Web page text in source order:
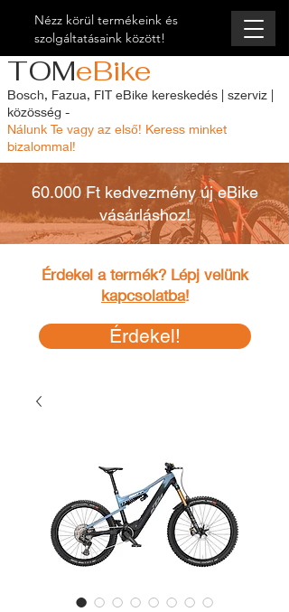
Nézz körül termékeink és
szolgáltatásaink között!
TOMeBike
Bosch, Fazua, FIT eBike kereskedés | szerviz |
közösség -
Nálunk Te vagy az első! Keress minket
bizalommal!
60.000 Ft kedvezmény új eBike
vásárláshoz!
Érdekel a termék? Lépj velünk
kapcsolatba!
Érdekel!